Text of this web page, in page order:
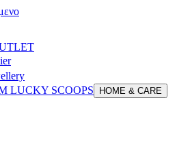
LUCKY SCOOPS HOME & CARE